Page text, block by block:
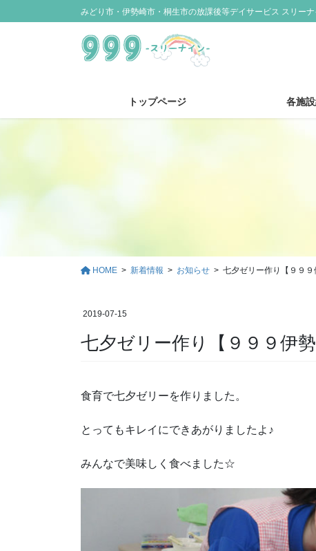
ン
ビ
みどり市・伊勢崎市・桐生市の放課後等デイサービス スリーナ
トップページ 各施
HOME 新着情報 お知らせ 七夕ゼリー作り【９９９
2019-07-15
七夕ゼリー作り【９９９伊勢
食育で七夕ゼリーを作りました。
とってもキレイにできあがりましたよ♪
みんなで美味しく食べました☆